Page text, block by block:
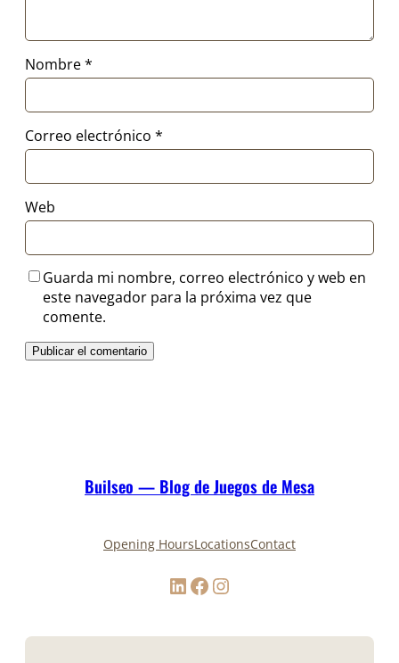
Nombre*
Correo electrónico *
Web
Guarda mi nombre, correo electrónico y web en
este navegador para la próxima vez que
comente.
Builseo — Blog de Juegos de Mesa
Opening HoursLocationsContact
LinkedIn Facebook Instagram